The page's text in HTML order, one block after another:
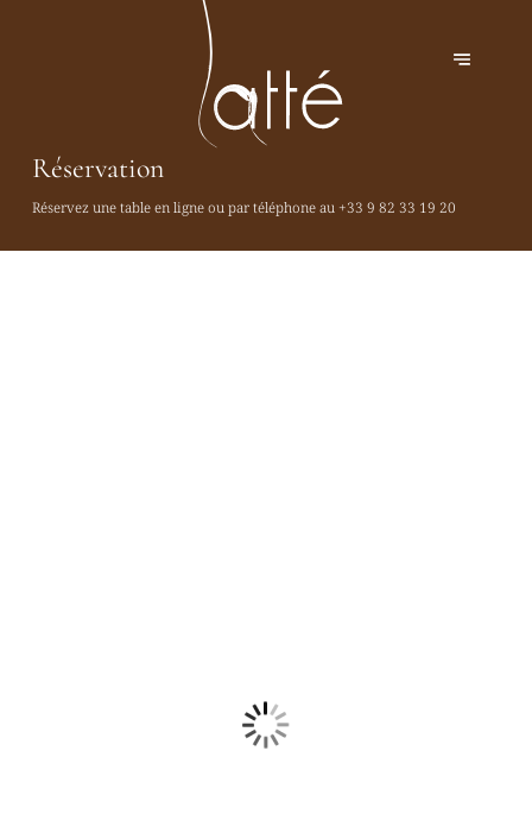
Réservation
Réservez une table en ligne ou par téléphone au+33 9 82 33 19 20